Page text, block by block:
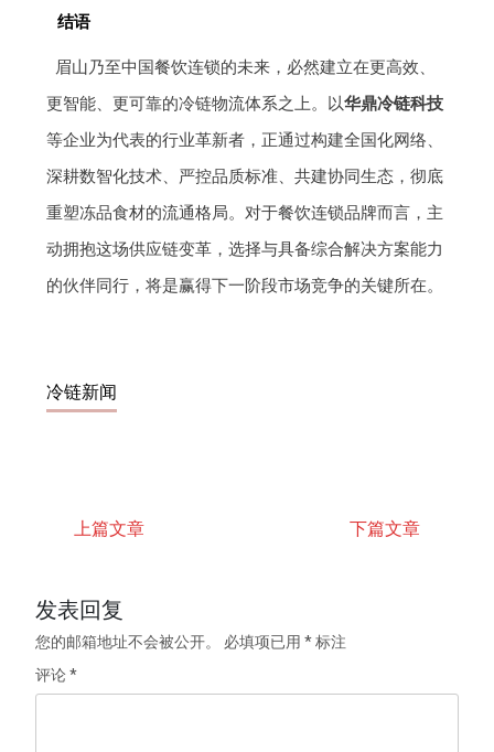
结语
眉山乃至中国餐饮连锁的未来，必然建立在更高效、
更智能、更可靠的冷链物流体系之上。以华鼎冷链科技
等企业为代表的行业革新者，正通过构建全国化网络、
深耕数智化技术、严控品质标准、共建协同生态，彻底
重塑冻品食材的流通格局。对于餐饮连锁品牌而言，主
动拥抱这场供应链变革，选择与具备综合解决方案能力
的伙伴同行，将是赢得下一阶段市场竞争的关键所在。
冷链新闻
上篇文章 下篇文章
发表回复
您的邮箱地址不会被公开。 必填项已用*标注
评论*